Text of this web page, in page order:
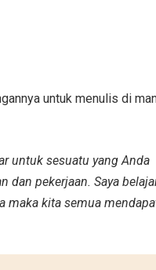
untuk menulis di
untuk sesuatu yang Anda
dan pekerjaan. Saya
maka kita semua